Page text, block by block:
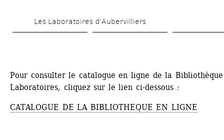
au
Les Laboratoires d’Aubervilliers
Pour consulter le catalogue en ligne de la Bibliothèque
Laboratoires, cliquez sur le lien ci-dessous :
CATALOGUE DE LA BIBLIOTHEQUE EN LIGNE